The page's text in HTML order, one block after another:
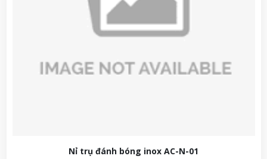
Nỉ trụ đánh bóng inox AC-N-01